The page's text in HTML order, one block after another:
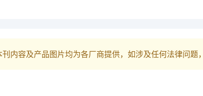
内容及产品图片均为各厂商提供，如涉及任何法律问题